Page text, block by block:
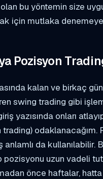
bu yöntemin size
için mutlaka
Pozisyon
kalan ve birkaç
swing trading gibi
yazısında onları
odaklanacağım.
anlamlı da kullanılabilir.
pozisyonu uzun vadeli
önce haftalar,